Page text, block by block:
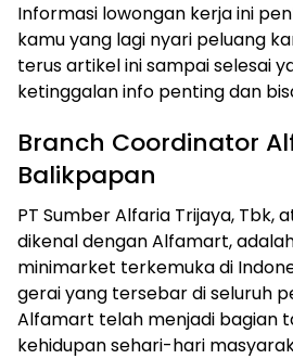
Informasi lowongan kerja ini
kamu yang lagi nyari peluang
terus artikel ini sampai selesai
ketinggalan info penting dan
Branch Coordinator
Balikpapan
PT Sumber Alfaria Trijaya, Tbk,
dikenal dengan Alfamart,
minimarket terkemuka di
gerai yang tersebar di seluruh
Alfamart telah menjadi bagian
kehidupan sehari-hari